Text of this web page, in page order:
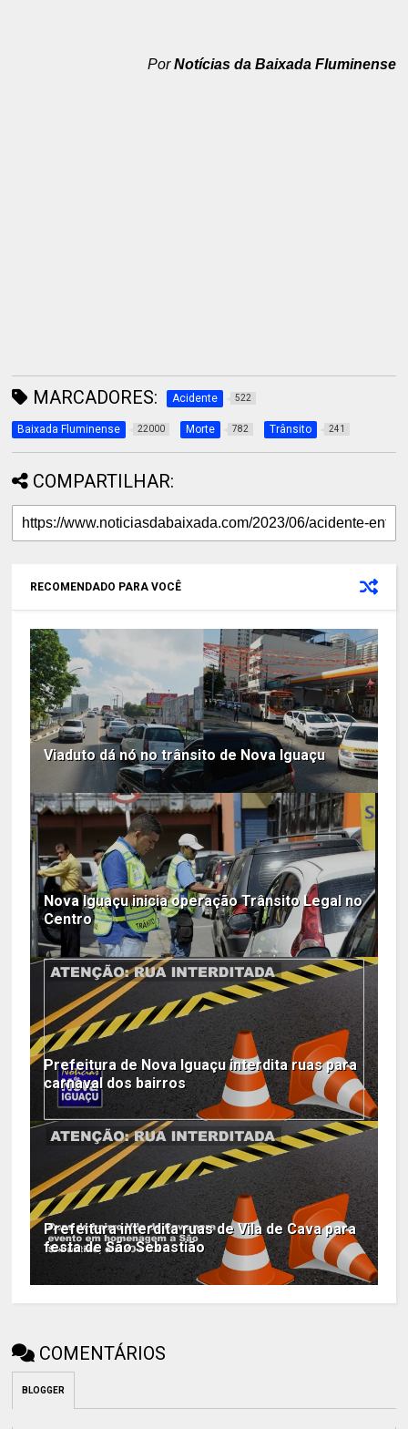
PorNotícias da Baixada Fluminense
MARCADORES: Acidente 522
Baixada Fluminense 22000 Morte 782 Trânsito 241
COMPARTILHAR:
RECOMENDADO PARA VOCÊ
Viaduto dá nó no trânsito de Nova Iguaçu
Nova Iguaçu inicia operação Trânsito Legal no
Centro
Prefeitura de Nova Iguaçu interdita ruas para
carnaval dos bairros
Prefeitura interdita ruas de Vila de Cava para
festa de São Sebastião
COMENTÁRIOS
BLOGGER